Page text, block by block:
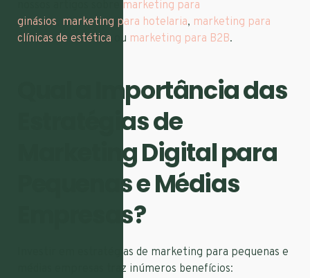
marketing para
ginásios marketing para hotelaria, marketing para
clínicas de estética ou marketing para B2B.
Qual a Importância das
Estratégias de
Marketing Digital para
Pequenas e Médias
Empresas?
Investir em estratégias de marketing para pequenas e
médias empresas traz inúmeros benefícios: